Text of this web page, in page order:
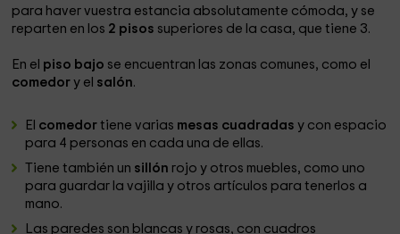
para haver vuestra estancia absolutamente cómoda, y se
reparten en los 2 pisos superiores de la casa, que tiene 3.
En el piso bajo se encuentran las zonas comunes, como el
comedory el salón.
El comedortiene varias mesas cuadradasy con espacio
para 4 personas en cada una de ellas.
Tiene también un sillón rojo y otros muebles, como uno
para guardar la vajilla y otros artículos para tenerlos a
mano.
Las paredes son blancas y rosas, con cuadros